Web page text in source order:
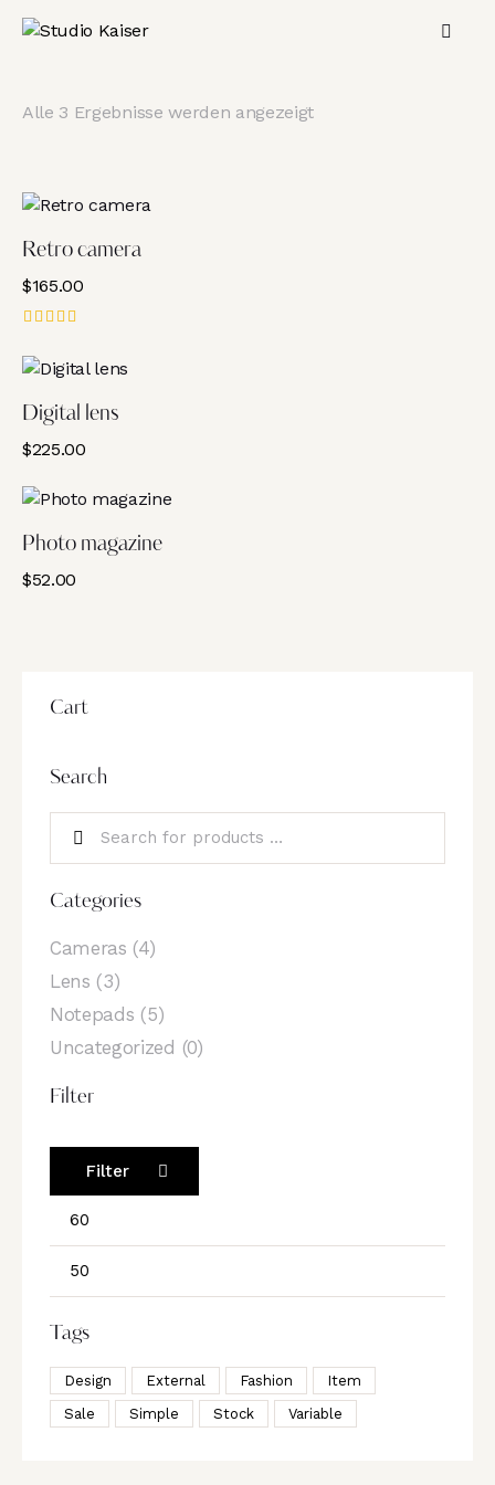
Alle 3 Ergebnisse werden angezeigt
Retro camera
$165.00
mit
5.00
Digital lens
$225.00
Photo magazine
$52.00
Cart
Search
Categories
Cameras (4)
Lens (3)
Notepads (5)
Uncategorized (0)
Filter
Filter
Tags
Design External Fashion
Item
Sale
Simple Stock Variable